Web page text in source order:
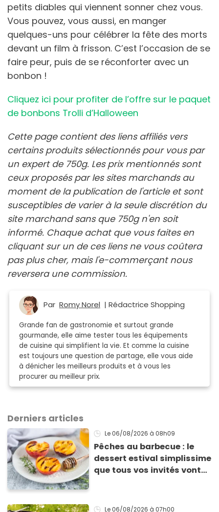
petits diables qui viennent sonner chez vous.
Vous pouvez, vous aussi, en manger
quelques-uns pour célébrer la fête des morts
devant un film à frisson. C’est l’occasion de se
faire peur, puis de se réconforter avec un
bonbon !
Cliquez ici pour profiter de l’offre sur le paquet
de bonbons Trolli d’Halloween
Cette page contient des liens affiliés vers
certains produits sélectionnés pour vous par
un expert de 750g. Les prix mentionnés sont
ceux proposés par les sites marchands au
moment de la publication de l'article et sont
susceptibles de varier à la seule discrétion du
site marchand sans que 750g n'en soit
informé. Chaque achat que vous faites en
cliquant sur un de ces liens ne vous coûtera
pas plus cher, mais l'e-commerçant nous
reversera une commission.
Par Romy Norel | Rédactrice Shopping
Grande fan de gastronomie et surtout grande
gourmande, elle aime tester tous les équipements
de cuisine qui simplifient la vie. Et comme la cuisine
est toujours une question de partage, elle vous aide
à dénicher les meilleurs produits et à vous les
procurer au meilleur prix.
Derniers articles
Le 06/08/2026 à 08h09
Pêches au barbecue : le
dessert estival simplissime
que tous vos invités vont
Le 06/08/2026 à 07h00